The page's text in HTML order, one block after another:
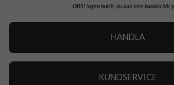
OBS!Ingen butik, du kan inte handla här
HANDLA
KUNDSERVICE